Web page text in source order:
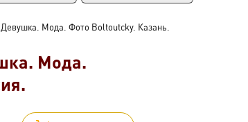
Мода. Фото Boltoutcky. Казань.
Мода.